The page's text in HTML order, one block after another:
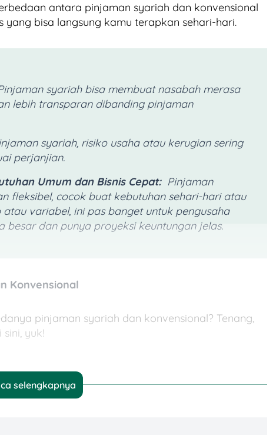
antara pinjaman syariah dan konvensional
bisa langsung kamu terapkan sehari-hari.
syariah bisa membuat nasabah merasa
lebih transparan dibanding pinjaman
syariah, risiko usaha atau kerugian sering
perjanjian.
Umum dan Bisnis Cepat: Pinjaman
fleksibel, cocok buat kebutuhan sehari-hari atau
variabel, ini pas banget untuk pengusaha
besar dan punya proyeksi keuntungan jelas.
Konvensional
pinjaman syariah dan konvensional? Tenang,
yuk!
selengkapnya